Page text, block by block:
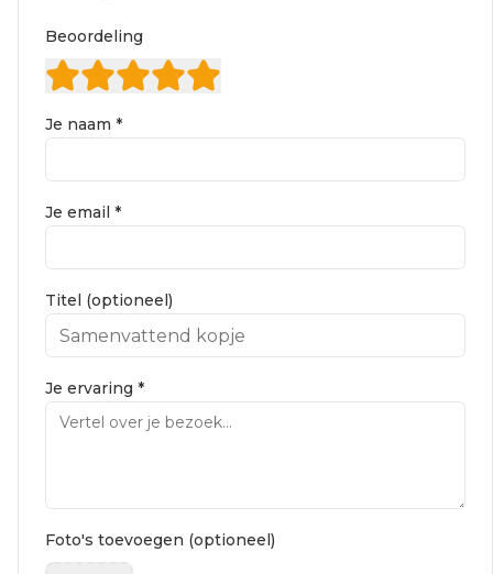
Beoordeling
Je naam *
Je email *
Titel (optioneel)
Je ervaring *
Foto's toevoegen (optioneel)